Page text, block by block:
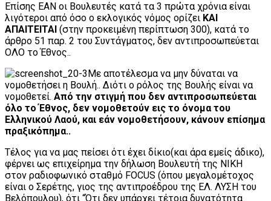
Επίσης ΕΑΝ οι Βουλευτές κατά τα 3 πρώτα χρόνια είναι
λιγότεροι από όσο ο εκλογικός νόμος ορίζει ΚΑΙ
ΑΠΑΙΤΕΙΤΑΙ (στην προκειμένη περίπτωση 300), κατά το
άρθρο 51 παρ. 2 του Συντάγματος, δεν αντιπροσωπεύεται
ΟΛΟ το Έθνος..
Με αποτέλεσμα να μην δύναται να
νομοθετήσει η Βουλή.. Διότι ο ρόλος της Βουλής είναι να
νομοθετεί. Από την στιγμή που δεν αντιπροσωπεύεται
όλο το Έθνος, δεν νομοθετούν εις το όνομα του
Ελληνικού Λαού, και εάν νομοθετήσουν, κάνουν επίσημα
πραξικόπημα..
Τέλος για να μας πείσει ότι έχει δίκιο(και άρα εμείς άδικο),
φέρνει ως επιχείρημα την δήλωση Βουλευτή της ΝΙΚΗ
στον ραδιοφωνικό σταθμό FOCUS (όπου μεγαλομέτοχος
είναι ο Σερέτης, γιος της αντιπροέδρου της ΕΛ. ΛΥΣΗ του
Βελόπουλου), ότι “Ότι δεν υπάρχει τέτοια δυνατότητα